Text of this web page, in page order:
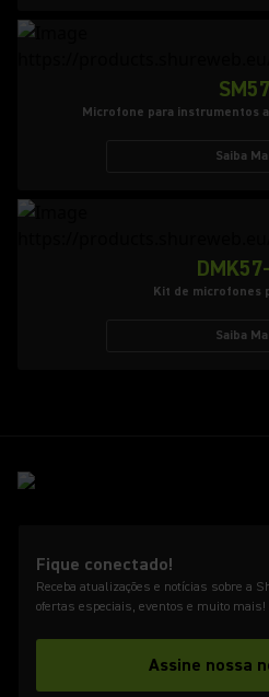
SM57
Microfone para instrumentos
Saiba
Kit de microfones
Saiba
Fique conectado!
Receba atualizações e notícias sobre a
ofertas especiais, eventos e muito mais!
Assine nossa